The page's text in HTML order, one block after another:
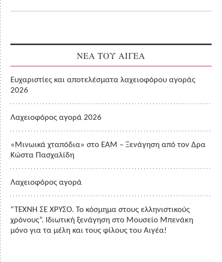
ΝΕΑ ΤΟΥ ΑΙΓΕΑ
Ευχαριστίες και αποτελέσματα λαχειοφόρου αγοράς
2026
Λαχειοφόρος αγορά 2026
«Μινωικά χταπόδια» στο ΕΑΜ – Ξενάγηση από τον Δρα
Κώστα Πασχαλίδη
Λαχειοφόρος αγορά
“ΤΕΧΝΗ ΣΕ ΧΡΥΣΟ. Το κόσμημα στους ελληνιστικούς
χρόνους”. Ιδιωτική ξενάγηση στο Μουσείο Μπενάκη
μόνο για τα μέλη και τους φίλους του Αιγέα!